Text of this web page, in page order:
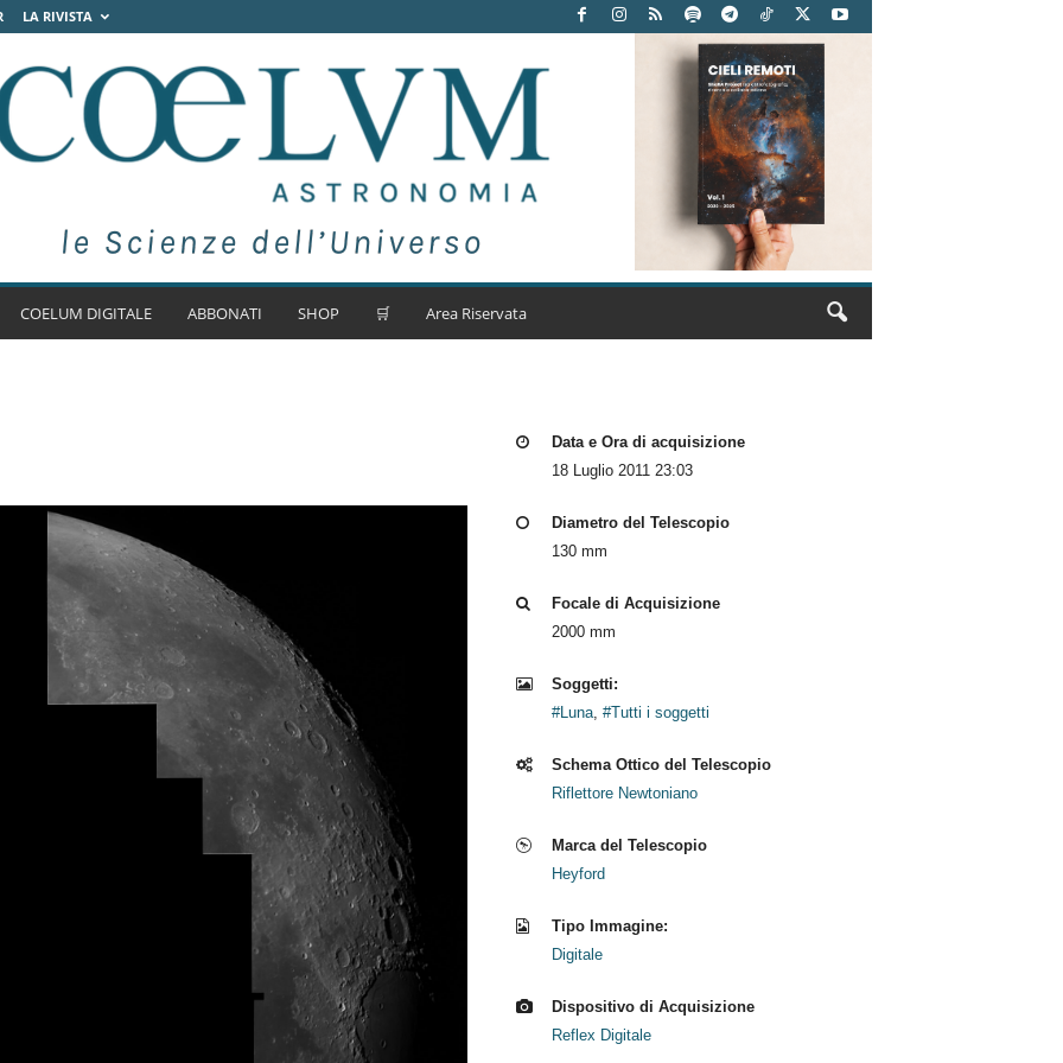
LA RIVISTA
COELUM DIGITALE ABBONATI SHOP 🛒 Area Riservata
Data e Ora di acquisizione
18 Luglio 2011 23:03
Diametro del Telescopio
130 mm
Focale di Acquisizione
2000 mm
Soggetti:
#Luna, #Tutti i soggetti
Schema Ottico del Telescopio
Riflettore Newtoniano
Marca del Telescopio
Heyford
Tipo Immagine:
Digitale
Dispositivo di Acquisizione
Reflex Digitale